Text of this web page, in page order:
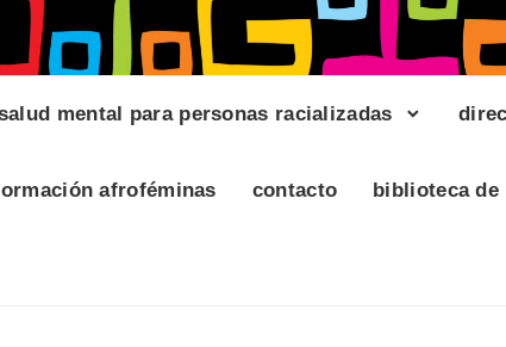
mental para personas racializadas
afroféminas contacto biblioteca